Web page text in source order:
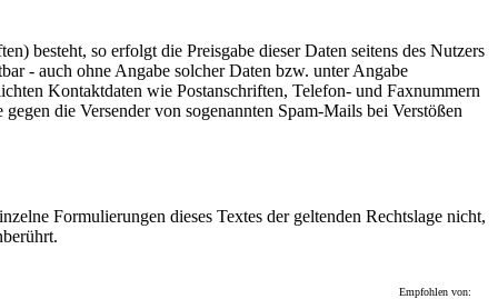
besteht, so erfolgt die Preisgabe dieser Daten seitens des Nutzers
- auch ohne Angabe solcher Daten bzw. unter Angabe
Kontaktdaten wie Postanschriften, Telefon- und Faxnummern
die Versender von sogenannten Spam-Mails bei Verstößen
Formulierungen dieses Textes der geltenden Rechtslage nicht,
Empfohlen von: